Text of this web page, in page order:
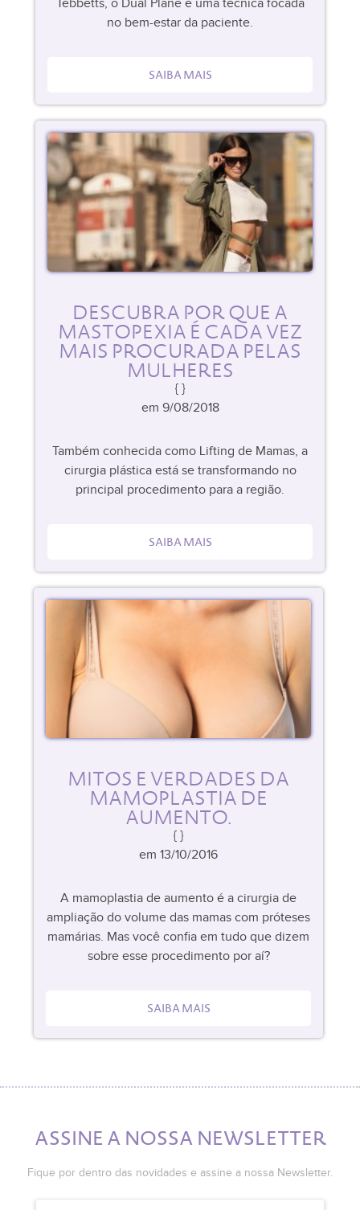
Tebbetts, o Dual Plane é uma técnica focada
no bem-estar da paciente.
SAIBA MAIS
DESCUBRA POR QUE A
MASTOPEXIA É CADA VEZ
MAIS PROCURADA PELAS
MULHERES
em 9/08/2018
Também conhecida como Lifting de Mamas, a
cirurgia plástica está se transformando no
principal procedimento para a região.
SAIBA MAIS
MITOS E VERDADES DA
MAMOPLASTIA DE
AUMENTO.
em 13/10/2016
A mamoplastia de aumento é a cirurgia de
ampliação do volume das mamas com próteses
mamárias. Mas você confia em tudo que dizem
sobre esse procedimento por aí?
SAIBA MAIS
ASSINE A NOSSA NEWSLETTER
Fique por dentro das novidades e assine a nossa Newsletter.